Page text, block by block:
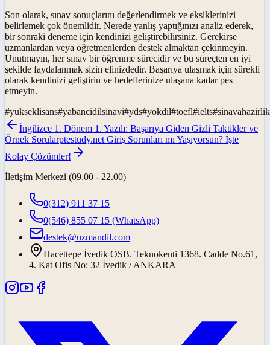
Son olarak, sınav sonuçlarını değerlendirmek ve eksiklerinizi
belirlemek çok önemlidir. Nerede yanlış yaptığınızı analiz ederek,
bir sonraki deneme için kendinizi geliştirebilirsiniz. Gerekirse
uzmanlardan veya öğretmenlerden destek almaktan çekinmeyin.
Unutmayın, her sınav bir öğrenme sürecidir ve bu süreçten en iyi
şekilde faydalanmak sizin elinizdedir. Başarıya ulaşmak için sürekli
olarak kendinizi geliştirin ve hedeflerinize ulaşana kadar pes
etmeyin.
#yukseklisans#yabancidilsinavi#yds#yokdil#toefl#ielts#sinavahazirlik
İngilizce 1. Dönem 1. Yazılı: Başarıya Giden Gizli Taktikler ve
Örnek Sorularptestudy.net Giriş Sorunları mı Yaşıyorsun? İşte
Kolay Çözümler!
İletişim Merkezi (09.00 - 22.00)
0(312) 911 37 15
0(546) 855 07 15 (WhatsApp)
destek@uzmandil.com
Hacettepe İvedik OSB. Teknokenti 1368. Cadde No.61,
4. Kat Ofis No: 32 İvedik / ANKARA